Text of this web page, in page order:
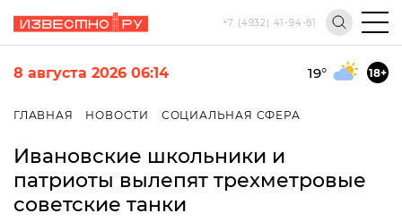
+7 (4932) 41-94-81
8 августа 2026 06:14 19° 18+
ГЛАВНАЯ НОВОСТИ СОЦИАЛЬНАЯ СФЕРА
Ивановские школьники и
патриоты вылепят трехметровые
советские танки